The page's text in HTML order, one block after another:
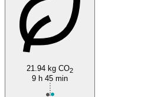
21.94 kg CO2
9 h 45 min